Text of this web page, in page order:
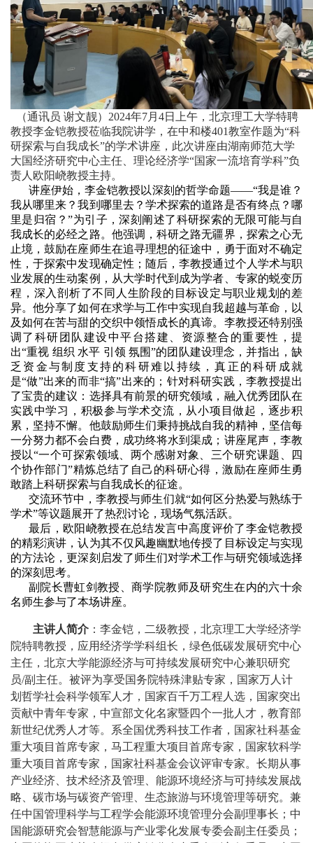
（通讯员 谢文靓） 2024年7月 4日上午，北京理工大学特聘
教授李金铠教授莅临我院讲学，在中和楼401教室作题为“科
研探索与自我成长”的学术讲座，此次讲座由湖南师范大学
大国经济研究中心主任、理论经济学“国家一流培育学科”负
责人欧阳峣教授主持。
讲座伊始，李金铠教授以深刻的哲学命题——“我是谁？
我从哪里来？我到哪里去？学术探索的道路是否有终点？哪
里是归宿？”为引子，深刻阐述了科研探索的无限可能与自
我成长的必经之路。他强调，科研之路无疆界，探索之心无
止境，鼓励在座师生在追寻理想的征途中，勇于面对不确定
性，于探索中发现确定性；随后，李教授通过个人学术与职
业发展的生动案例，从大学时代到成为学者、专家的蜕变历
程，深入剖析了不同人生阶段的目标设定与职业规划的差
异。他分享了如何在求学与工作中实现自我超越与革命，以
及如何在苦与甜的交织中领悟成长的真谛。李教授还特别强
调了科研团队建设中平台搭建、资源整合的重要性，提
出“重视 组织 水平 引领 氛围”的团队建设理念，并指出，缺
乏资金与制度支持的科研难以持续，真正的科研成就
是“做”出来的而非“搞”出来的；针对科研实践，李教授提出
了宝贵的建议：选择具有前景的研究领域，融入优秀团队在
实践中学习，积极参与学术交流，从小项目做起，逐步积
累，坚持不懈。他鼓励师生们秉持挑战自我的精神，坚信每
一分努力都不会白费，成功终将水到渠成；讲座尾声，李教
授以“一个可探索领域、两个感谢对象、三个研究课题、四
个协作部门”精炼总结了自己的科研心得，激励在座师生勇
敢踏上科研探索与自我成长的征途。
交流环节中，李教授与师生们就“如何区分热爱与熟练于
学术”等议题展开了热烈讨论，现场气氛活跃。
最后，欧阳峣教授在总结发言中高度评价了李金铠教授
的精彩演讲，认为其不仅风趣幽默地传授了目标设定与实现
的方法论，更深刻启发了师生们对学术工作与研究领域选择
的深刻思考。
副院长曹虹剑教授、商学院教师及研究生在内的六十余
名师生参与了本场讲座。
主讲人简介 ：李金铠，二级教授，北京理工大学经济学
院特聘教授，应用经济学学科组长，绿色低碳发展研究中心
主任，北京大学能源经济与可持续发展研究中心兼职研究
员/副主任。被评为享受国务院特殊津贴专家，国家万人计
划哲学社会科学领军人才，国家百千万工程人选，国家突出
贡献中青年专家，中宣部文化名家暨四个一批人才，教育部
新世纪优秀人才等。系全国优秀科技工作者，国家社科基金
重大项目首席专家，马工程重大项目首席专家，国家软科学
重大项目首席专家，国家社科基金会议评审专家。长期从事
产业经济、技术经济及管理、能源环境经济与可持续发展战
略、碳市场与碳资产管理、生态旅游与环境管理等研究。兼
任中国管理科学与工程学会能源环境管理分会副理事长；中
国能源研究会智慧能源与产业零化发展专委会副主任委员；